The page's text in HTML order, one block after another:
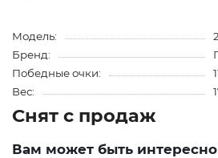
Модель:
Бренд:
Победные очки:
Вес:
Снят с продаж
Вам может быть интересно